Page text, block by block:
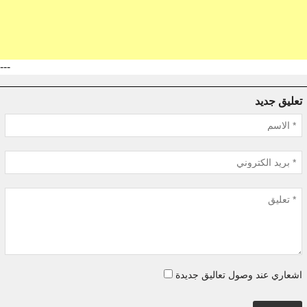
---
تعليق جديد
اشعاري عند وصول تعاليق جديدة